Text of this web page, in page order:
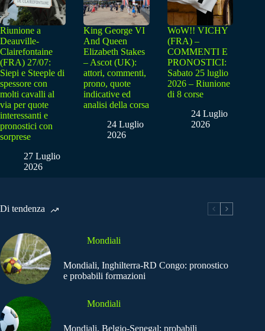
Riunione a
Deauville-
Clairefontaine
(FRA) 27/07:
Siepi e Steeple di
spessore con
molti cavalli al
via per quote
interessanti e
pronostici con
sorprese
27 Luglio
2026
King George VI
And Queen
Elizabeth Stakes
– Ascot (UK):
attori, commenti,
prono, quote
indicative ed
analisi della corsa
24 Luglio
2026
WoW!! VICHY
(FRA) –
COMMENTI E
PRONOSTICI:
Sabato 25 luglio
2026 – Riunione
di 8 corse
24 Luglio
2026
Di tendenza
Mondiali
Mondiali, Inghilterra-RD Congo: pronostico
e probabili formazioni
Mondiali
Mondiali, Belgio-Senegal: probabili